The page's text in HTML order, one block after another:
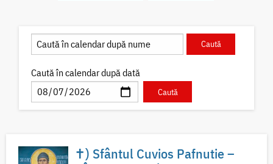
Caută în calendar după dată
✝) Sfântul Cuvios Pafnutie –